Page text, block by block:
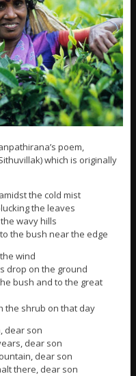
poem,
which is originally
the cold mist
the leaves
wavy hills
the bush near the edge
wind
drop on the ground
bush and to the great
the shrub on that day
dear son
dear son
dear son
there, dear son